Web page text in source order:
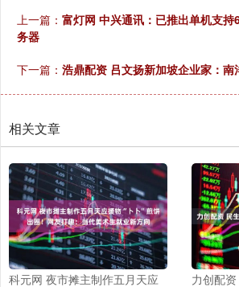
上一篇： 富灯网 中兴通讯：已推出单机支
务器
下一篇： 浩鼎配资 吕文扬新加坡企业家：南
相关文章
科元网 夜市摊主制作五月天应
力创配